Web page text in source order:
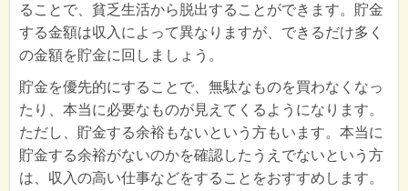
ることで、貧乏生活から脱出することができます。貯金
する金額は収入によって異なりますが、できるだけ多く
の金額を貯金に回しましょう。
貯金を優先的にすることで、無駄なものを買わなくなっ
たり、本当に必要なものが見えてくるようになります。
ただし、貯金する余裕もないという方もいます。本当に
貯金する余裕がないのかを確認したうえでないという方
は、収入の高い仕事などをすることをおすすめします。